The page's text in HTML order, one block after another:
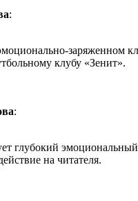
:
заряженном
клубу «Зенит».
:
глубокий
на читателя.